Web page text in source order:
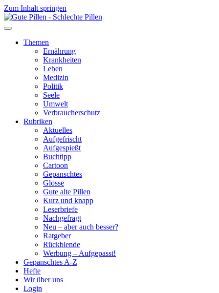
Zum Inhalt springen
Themen
Ernährung
Krankheiten
Leben
Medizin
Politik
Seele
Umwelt
Verbraucherschutz
Rubriken
Aktuelles
Aufgefrischt
Aufgespießt
Buchtipp
Cartoon
Gepanschtes
Glosse
Gute alte Pillen
Kurz und knapp
Leserbriefe
Nachgefragt
Neu – aber auch besser?
Ratgeber
Rückblende
Werbung – Aufgepasst!
Gepanschtes A-Z
Hefte
Wir über uns
Login